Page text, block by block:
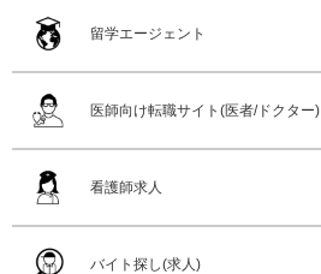
留学エージェント
医師向け転職サイト(医者/ドクター)
看護師求人
バイト探し(求人)